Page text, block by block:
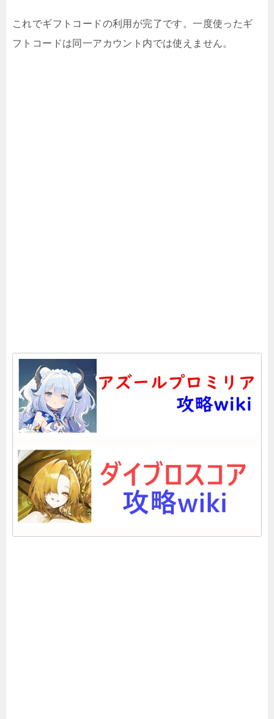
これでギフトコードの利用が完了です。一度使ったギ
フトコードは同一アカウント内では使えません。